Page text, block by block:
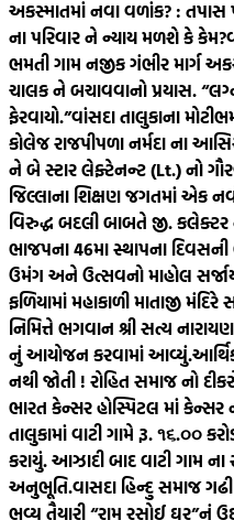
અકસ્માતમાં નવા વળાંક? :
ના પરિવાર ને ન્યાય મળશે કે કેમ?
ભમતી ગામ નજીક ગંભીર માર્ગ
ચાલક ને બચાવવાનો પ્રયાસ.
ફેરવાયો.”વાંસદા તાલુકાના
કોલેજ રાજપીપળા નર્મદા ના
ને બે સ્ટાર લેફ્ટેનન્ટ (Lt.) નો
જિલ્લાના શિક્ષણ જગતમાં એક
વિરુદ્ધ બદલી બાબતે જી.
ભાજપના 46મા સ્થાપના દિવસની
ઉમંગ અને ઉત્સવનો માહોલ
ફળિયામાં મહાકાળી માતાજી
નિમિત્તે ભગવાન શ્રી સત્ય
નું આયોજન કરવામાં આવ્યું.
નથી જોતી ! રોહિત સમાજ નો
ભારત કેન્સર હોસ્પિટલ માં કેન્સર
તાલુકામાં વાટી ગામે રૂ. ૧૬.૦૦
કરાયું. આઝાદી બાદ વાટી ગામ
અનુભૂતિ.વાસદા હિન્દુ સમાજ
ભવ્ય તૈયારી “રામ રસોઈ ઘર”નું